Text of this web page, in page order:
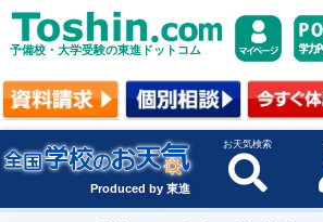
予備校・大学受験の東進ドットコム
Produced by 東進
お天気検索